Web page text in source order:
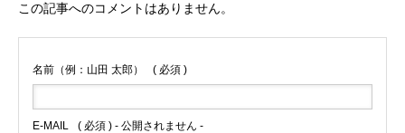
この記事へのコメントはありません。
名前（例：山田 太郎） ( 必須 )
E-MAIL ( 必須 ) - 公開されません -